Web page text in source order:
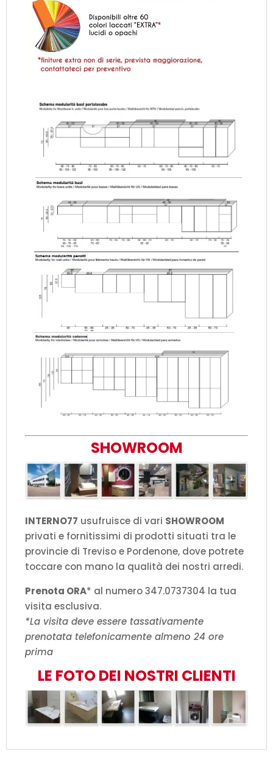
SHOWROOM
INTERNO77 usufruisce di vari SHOWROOM
privati e fornitissimi di prodotti situati tra le
provincie di Treviso e Pordenone, dove potrete
toccare con mano la qualità dei nostri arredi.
Prenota ORA* al numero 347.0737304 la tua
visita esclusiva.
*La visita deve essere tassativamente
prenotata telefonicamente almeno 24 ore
prima
LE FOTO DEI NOSTRI CLIENTI